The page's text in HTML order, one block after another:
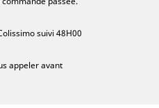
suivi 48H00
appeler avant